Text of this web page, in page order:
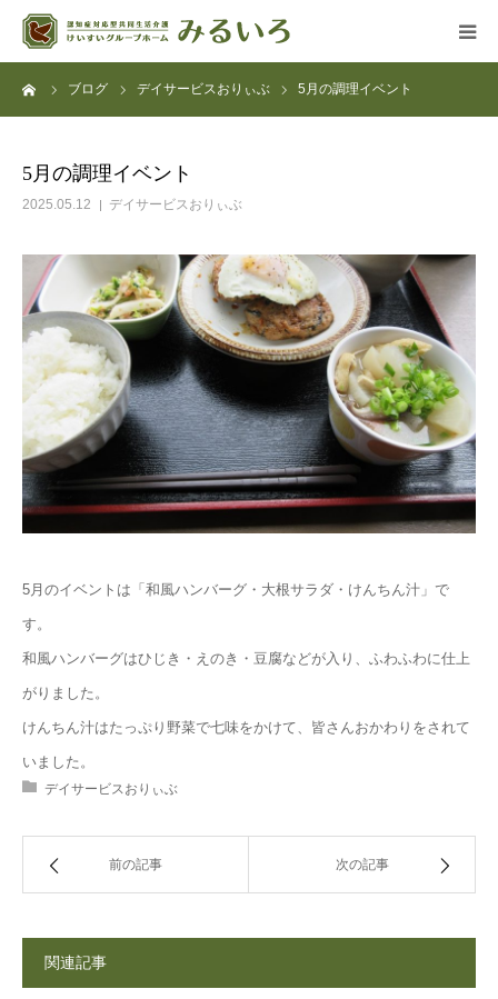
ブログ デイサービスおりぃぶ 5月の調理イベント
5月の調理イベント
2025.05.12 デイサービスおりぃぶ
5月のイベントは「和風ハンバーグ・大根サラダ・けんちん汁」で
す。
和風ハンバーグはひじき・えのき・豆腐などが入り、ふわふわに仕上
がりました。
けんちん汁はたっぷり野菜で七味をかけて、皆さんおかわりをされて
いました。
デイサービスおりぃぶ
前の記事 次の記事
関連記事
グループホーム
よくある質問
法人概要